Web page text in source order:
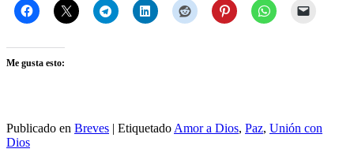
Me gusta esto:
Publicado en Breves | Etiquetado Amor a Dios, Paz, Unión con
Dios